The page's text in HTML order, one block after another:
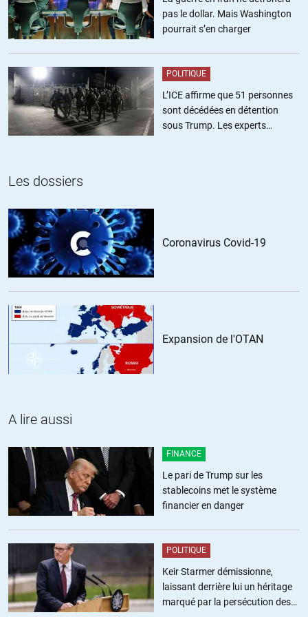
populations) ne se venge de leurs saloperies depuis quelques
décennies.
Donc maintenir la puissance militaire de nuire reste la dernière
barrière contre des vengeances accumulées.
Ils ont encore des capacités de nuire CIA, NSA, … mais la plupart
sont en train de fondre avec l’alliance informelle Russie Chine.
d’où les rapprochements (voire pire) avec l’Inde, l’afrique (Maroc,
Egypte, ..), UE, ..
Les nouvelles capacités militaires de la Russie (missiles à mach
favoriser des budgets en hausse, tout comme les profits privés.
Monde pourri et très contagieux, cf en UE.. et n’y a pas de vaccin !
Je retourne dans mon jardin profiter de la vie.
+2 ALERTER
Patapon//17.08.2021 à 08h52
Eviter la course aux armements ? Apres s’etre donne autant de mal
pour la relancer ?
La fuite en avant est la meilleure solution, pour le joueur en position
LibEgaFra// 17.08.2021 à 08h58
Mensonge et fausse nouvelle et propagande pour booster encore le
MIC!
pas aussi stupides pour regrouper des silos de missiles nucléaires au
fin fond du Gansu au su de tout le monde. Ce qui constituerait une
cible de premier choix.
Les yankees croient à la crédulité infinie de leurs lecteurs. Hélas, ils
pas le dollar. Mais Washington
pourrait s’en charger
POLITIQUE
L’ICE affirme que 51 personnes
sont décédées en détention
sous Trump. Les experts
Les dossiers
Coronavirus Covid-19
Expansion de l'OTAN
A lire aussi
FINANCE
Le pari de Trump sur les
stablecoins met le système
financier en danger
POLITIQUE
Keir Starmer démissionne,
laissant derrière lui un héritage
marqué par la persécution des